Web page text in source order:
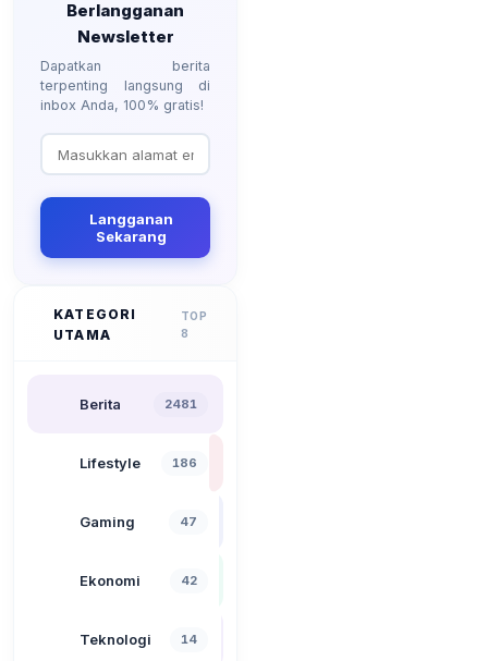
Berlangganan
Newsletter
Dapatkan berita
terpenting langsung di
inbox Anda, 100% gratis!
Langganan
Sekarang
KATEGORI
UTAMA
TOP
8
Berita 2481
Lifestyle 186
Gaming 47
Ekonomi 42
Teknologi 14